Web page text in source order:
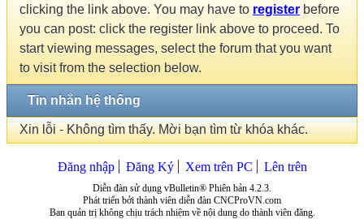
clicking the link above. You may have to register before
you can post: click the register link above to proceed. To
start viewing messages, select the forum that you want
to visit from the selection below.
Tin nhắn hệ thống
Xin lỗi - Không tìm thấy. Mời bạn tìm từ khóa khác.
Đăng nhập Đăng Ký Xem trên PC Lên trên
Diễn đàn sử dụng vBulletin® Phiên bản 4.2.3.
Phát triển bởi thành viên diễn đàn CNCProVN.com
Ban quản trị không chịu trách nhiệm về nội dung do thành viên đăng.